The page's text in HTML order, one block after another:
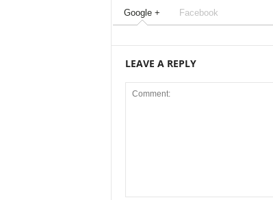
Google + Facebook
LEAVE A REPLY